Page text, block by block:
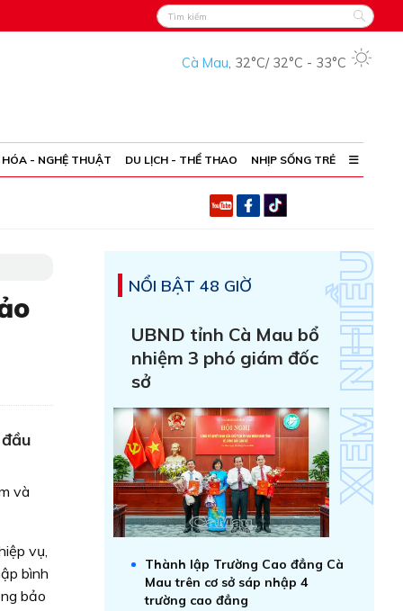
Cà Mau, 32°C/ 32°C - 33°C
- NGHỆ THUẬT DU LỊCH - THỂ THAO NHỊP SỐNG TRẺ
và
vụ,
bình
bảo
NỔI BẬT 48 GIỜ
UBND tỉnh Cà Mau bổ
nhiệm 3 phó giám đốc
sở
Thành lập Trường Cao đẳng Cà
Mau trên cơ sở sáp nhập 4
trường cao đẳng